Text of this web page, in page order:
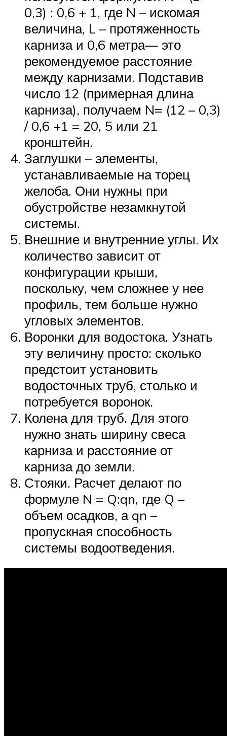
0,3) : 0,6 + 1, где N – искомая
величина, L – протяженность
карниза и 0,6 метра— это
рекомендуемое расстояние
между карнизами. Подставив
число 12 (примерная длина
карниза), получаем N= (12 – 0,3)
/ 0,6 +1 = 20, 5 или 21
кронштейн.
Заглушки – элементы,
устанавливаемые на торец
желоба. Они нужны при
обустройстве незамкнутой
системы.
Внешние и внутренние углы. Их
количество зависит от
конфигурации крыши,
поскольку, чем сложнее у нее
профиль, тем больше нужно
угловых элементов.
Воронки для водостока. Узнать
эту величину просто: сколько
предстоит установить
водосточных труб, столько и
потребуется воронок.
Колена для труб. Для этого
нужно знать ширину свеса
карниза и расстояние от
карниза до земли.
Стояки. Расчет делают по
формуле N = Q:qn, где Q –
объем осадков, а qn –
пропускная способность
системы водоотведения.